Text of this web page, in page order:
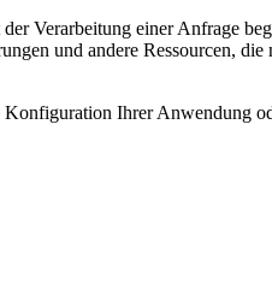
Verarbeitung einer Anfrage
und andere Ressourcen, die
Ihrer Anwendung